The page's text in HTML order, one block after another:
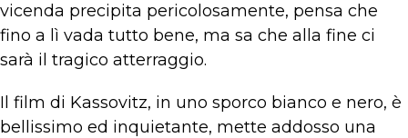
vicenda precipita pericolosamente, pensa che
fino a lì vada tutto bene, ma sa che alla fine ci
sarà il tragico atterraggio.
Il film di Kassovitz, in uno sporco bianco e nero, è
bellissimo ed inquietante, mette addosso una